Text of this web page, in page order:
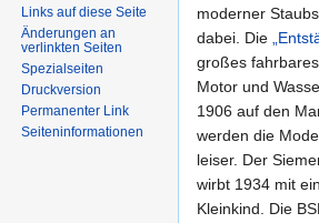
moderner
dabei. Die
großes
Motor und
1906 auf den
werden die
leiser. Der
wirbt 1934 mit
Kleinkind. Die
Links auf diese Seite
Änderungen an
verlinkten Seiten
Spezialseiten
Druckversion
Permanenter Link
Seiten­informationen